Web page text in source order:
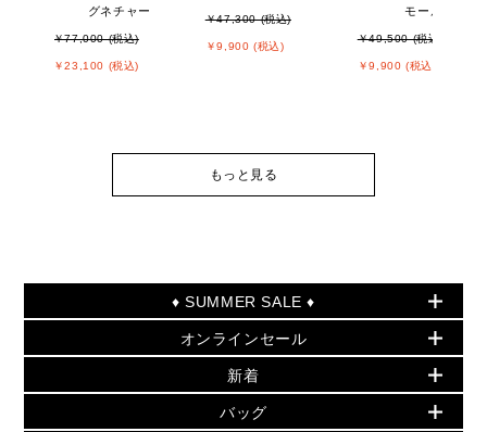
グネチャー
￥77,000 (税込)
￥23,100 (税込)
￥47,300 (税込)
￥9,900 (税込)
モール
￥49,500 (税込)
￥9,900 (税込)
もっと見る
♦ SUMMER SALE ♦
セールおすすめアイテム
▶ ウィメンズ
バッグ
オンラインセール
PRODUCT OF THE MONTH - 今月の特別価格
再値下げアイテム
新着
夏のスタイル
バッグ